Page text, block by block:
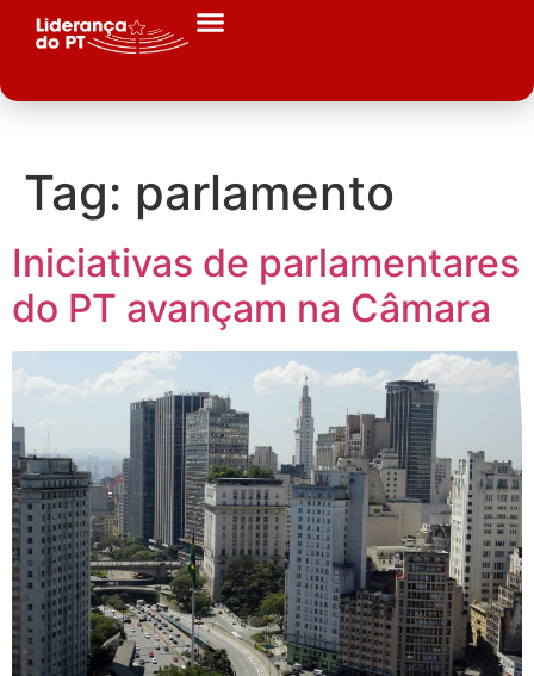
Tag: parlamento
Iniciativas de parlamentares
do PT avançam na Câmara